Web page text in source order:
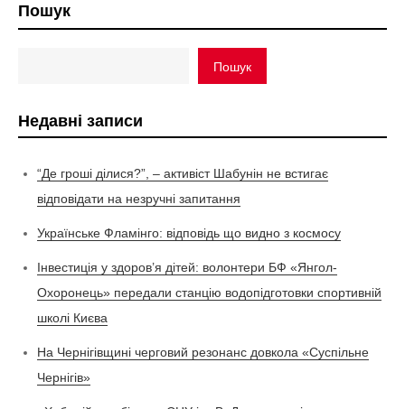
Пошук
Пошук
Недавні записи
“Де гроші ділися?”, – активіст Шабунін не встигає
відповідати на незручні запитання
Українське Фламінго: відповідь що видно з космосу
Інвестиція у здоров’я дітей: волонтери БФ «Янгол-
Охоронець» передали станцію водопідготовки спортивній
школі Києва
На Чернігівщині черговий резонанс довкола «Суспільне
Чернігів»